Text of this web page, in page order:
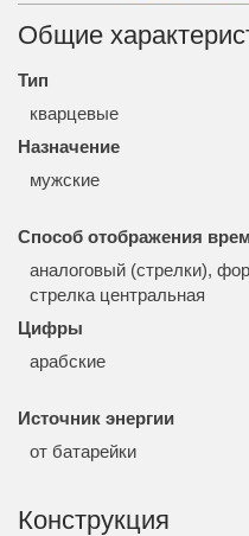
Общие
Тип
кварцевые
Назначение
мужские
Способ отображения
аналоговый (стрелки),
стрелка центральная
Цифры
арабские
Источник энергии
от батарейки
Конструкция